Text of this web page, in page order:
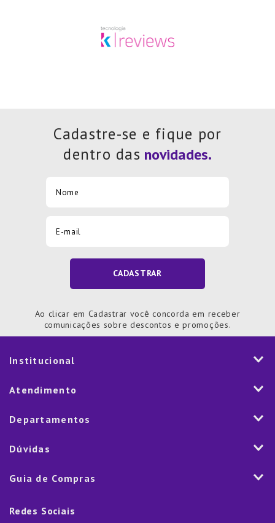
Cadastre-se e fique por
dentro das
CADASTRAR
Ao clicar em Cadastrar você concorda em receber
comunicações sobre descontos e promoções.
Institucional
História
Nossas Lojas
Marketplace
Atendimento
Fale Conosco
Trocas e Devoluções
Rastreamento de pedido
Departamentos
Mesa
Eletroportáteis
Cama, mesa e banho
Dúvidas
Como Comprar
Política de Cookies
Guia de Compras
Redes Sociais